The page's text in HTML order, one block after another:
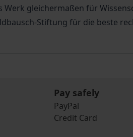
gleichermaßen für
Stiftung für die beste
Pay safely
PayPal
Credit Card